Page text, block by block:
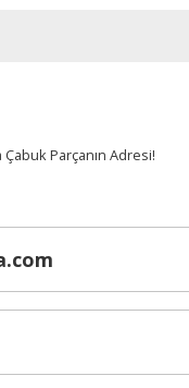
Gönder
Parçanın Adresi!